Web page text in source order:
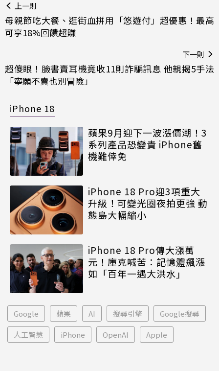
上一則
母親節吃大餐、逛街血拼用「悠遊付」超優惠！最高
可享18%回饋超賺
下一則
超傻眼！臉書賣耳機竟收11則詐騙訊息 他親揭5手法
「寧願不賣也別冒險」
iPhone 18
蘋果9月迎下一波漲價潮！3
系列產品恐變貴 iPhone舊
機難倖免
iPhone 18 Pro迎3項重大
升級！可變光圈夜拍更強 動
態島大幅縮小
iPhone 18 Pro傳大漲萬
元！庫克喊苦：記憶體飆漲
如「百年一遇大洪水」
Google 蘋果 AI 搜尋引擎 Google搜尋
人工智慧 iPhone OpenAI Apple